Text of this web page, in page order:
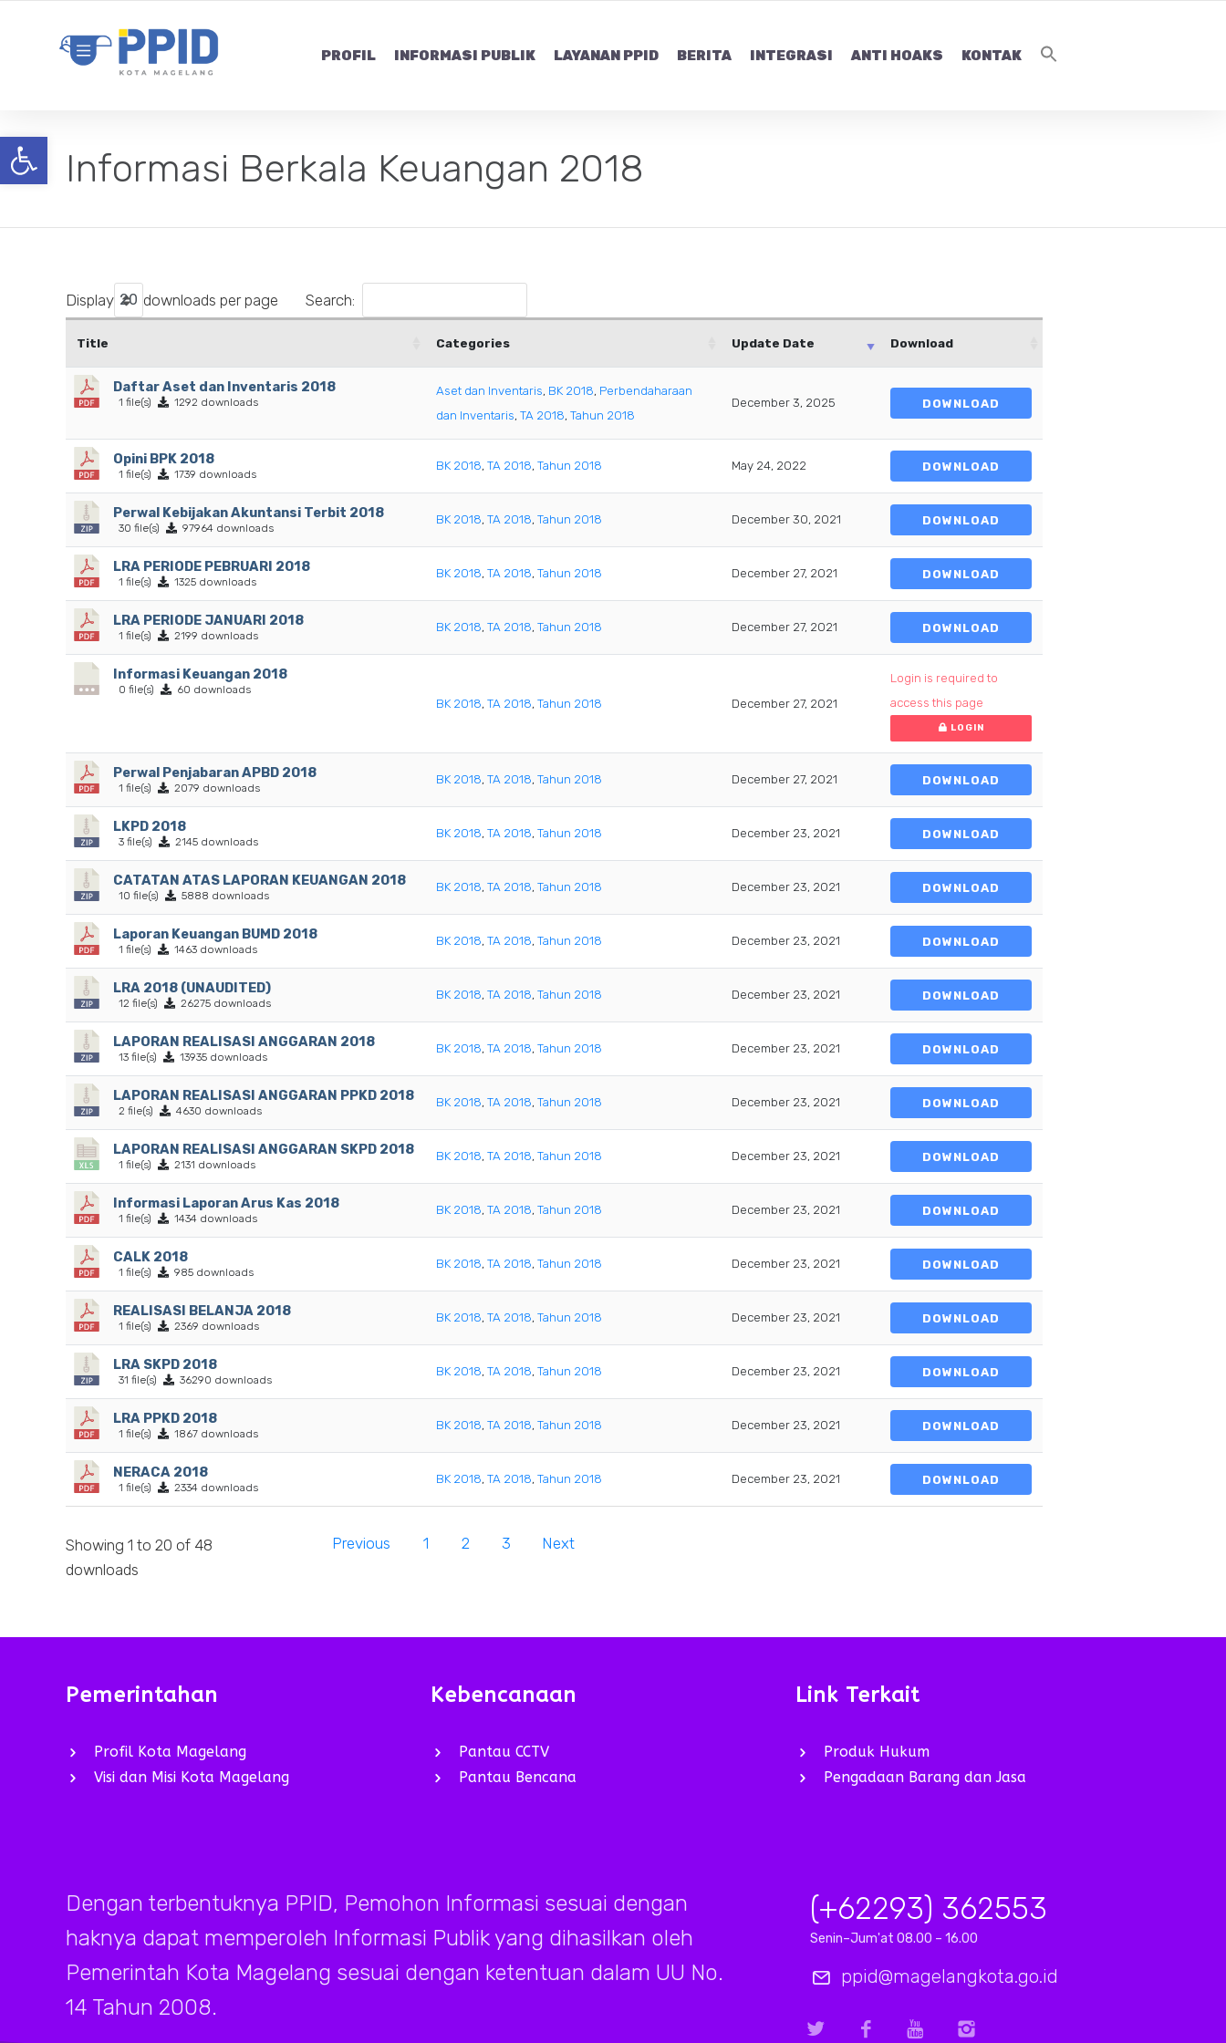
Open toolbar
PROFIL INFORMASI PUBLIK LAYANAN PPID BERITA INTEGRASI ANTI HOAKS KONTAK
Informasi Berkala Keuangan 2018
Display downloads per page Search:
Title Categories Update Date Download
Daftar Aset dan Inventaris 2018
1 file(s) 1292 downloads
Aset dan Inventaris, BK 2018, Perbendaharaan
dan Inventaris, TA 2018, Tahun 2018
December 3, 2025 DOWNLOAD
Opini BPK 2018
1 file(s) 1739 downloads
BK 2018, TA 2018, Tahun 2018 May 24, 2022 DOWNLOAD
Perwal Kebijakan Akuntansi Terbit 2018
30 file(s) 97964 downloads
BK 2018, TA 2018, Tahun 2018 December 30, 2021 DOWNLOAD
LRA PERIODE PEBRUARI 2018
1 file(s) 1325 downloads
BK 2018, TA 2018, Tahun 2018 December 27, 2021 DOWNLOAD
LRA PERIODE JANUARI 2018
1 file(s) 2199 downloads
BK 2018, TA 2018, Tahun 2018 December 27, 2021 DOWNLOAD
Informasi Keuangan 2018
0 file(s) 60 downloads
BK 2018, TA 2018, Tahun 2018 December 27, 2021
Login is required to
access this page
LOGIN
Perwal Penjabaran APBD 2018
1 file(s) 2079 downloads
BK 2018, TA 2018, Tahun 2018 December 27, 2021 DOWNLOAD
LKPD 2018
3 file(s) 2145 downloads
BK 2018, TA 2018, Tahun 2018 December 23, 2021 DOWNLOAD
CATATAN ATAS LAPORAN KEUANGAN 2018
10 file(s) 5888 downloads
BK 2018, TA 2018, Tahun 2018 December 23, 2021 DOWNLOAD
Laporan Keuangan BUMD 2018
1 file(s) 1463 downloads
BK 2018, TA 2018, Tahun 2018 December 23, 2021 DOWNLOAD
LRA 2018 (UNAUDITED)
12 file(s) 26275 downloads
BK 2018, TA 2018, Tahun 2018 December 23, 2021 DOWNLOAD
LAPORAN REALISASI ANGGARAN 2018
13 file(s) 13935 downloads
BK 2018, TA 2018, Tahun 2018 December 23, 2021 DOWNLOAD
LAPORAN REALISASI ANGGARAN PPKD 2018
2 file(s) 4630 downloads
BK 2018, TA 2018, Tahun 2018 December 23, 2021 DOWNLOAD
LAPORAN REALISASI ANGGARAN SKPD 2018
1 file(s) 2131 downloads
BK 2018, TA 2018, Tahun 2018 December 23, 2021 DOWNLOAD
Informasi Laporan Arus Kas 2018
1 file(s) 1434 downloads
BK 2018, TA 2018, Tahun 2018 December 23, 2021 DOWNLOAD
CALK 2018
1 file(s) 985 downloads
BK 2018, TA 2018, Tahun 2018 December 23, 2021 DOWNLOAD
REALISASI BELANJA 2018
1 file(s) 2369 downloads
BK 2018, TA 2018, Tahun 2018 December 23, 2021 DOWNLOAD
LRA SKPD 2018
31 file(s) 36290 downloads
BK 2018, TA 2018, Tahun 2018 December 23, 2021 DOWNLOAD
LRA PPKD 2018
1 file(s) 1867 downloads
BK 2018, TA 2018, Tahun 2018 December 23, 2021 DOWNLOAD
NERACA 2018
1 file(s) 2334 downloads
BK 2018, TA 2018, Tahun 2018 December 23, 2021 DOWNLOAD
Showing 1 to 20 of 48
downloads
Previous 1 2 3 Next
Pemerintahan Kebencanaan Link Terkait
Profil Kota Magelang Pantau CCTV
Produk Hukum
Visi dan Misi Kota Magelang
Pantau Bencana Pengadaan Barang dan Jasa
Dengan terbentuknya PPID, Pemohon Informasi sesuai dengan
haknya dapat memperoleh Informasi Publik yang dihasilkan oleh
Pemerintah Kota Magelang sesuai dengan ketentuan dalam UU No.
14 Tahun 2008.
(+62293) 362553
Senin–Jum'at 08.00 – 16.00
ppid@magelangkota.go.id